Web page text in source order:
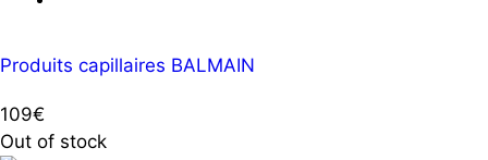
Produits capillaires BALMAIN
109€
Out of stock